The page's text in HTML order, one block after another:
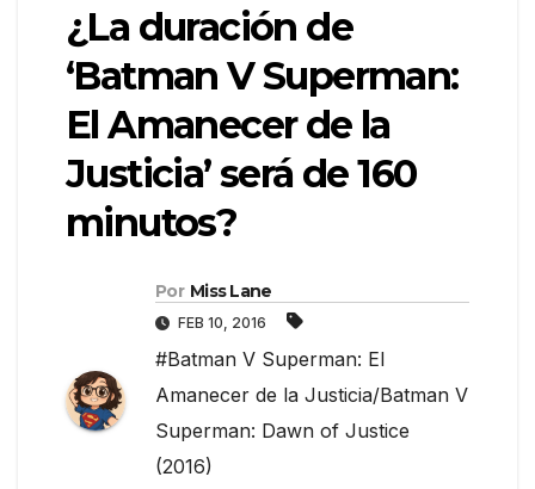
¿La duración de
‘Batman V Superman:
El Amanecer de la
Justicia’ será de 160
minutos?
Por Miss Lane
FEB 10, 2016
#Batman V Superman: El
Amanecer de la Justicia/Batman V
Superman: Dawn of Justice
(2016)